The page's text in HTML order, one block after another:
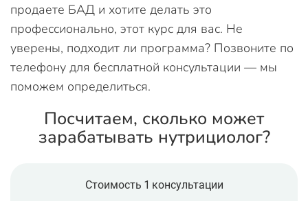
продаете БАД и хотите делать это
профессионально, этот курс для вас. Не
уверены, подходит ли программа? Позвоните по
телефону для бесплатной консультации — мы
поможем определиться.
Посчитаем, сколько может
зарабатывать нутрициолог?
Стоимость 1 консультации